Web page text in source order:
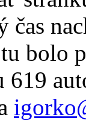
čas
bolo
619